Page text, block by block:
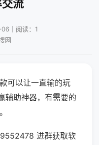
流
｜阅读：1
网
可以让一直输的玩
辅助神器，有需要的
进群获取软